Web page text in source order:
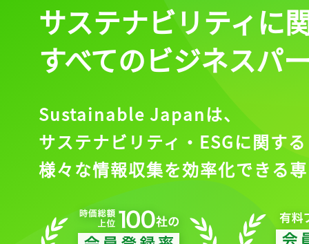
サステナビリティに
すべてのビジネスパ
Sustainable Japanは、
サステナビリティ・ESGに関する
様々な情報収集を効率化できる